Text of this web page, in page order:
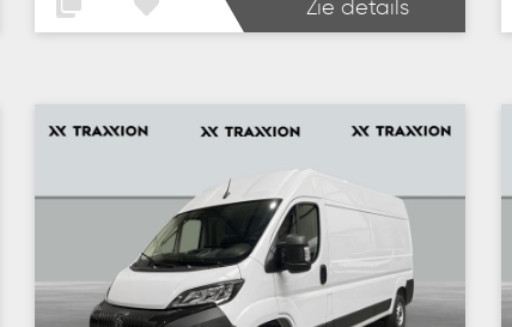
Zie details